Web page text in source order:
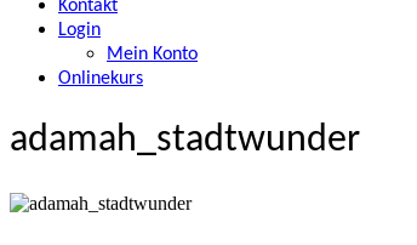
Kontakt
Login
Mein Konto
Onlinekurs
adamah_stadtwunder